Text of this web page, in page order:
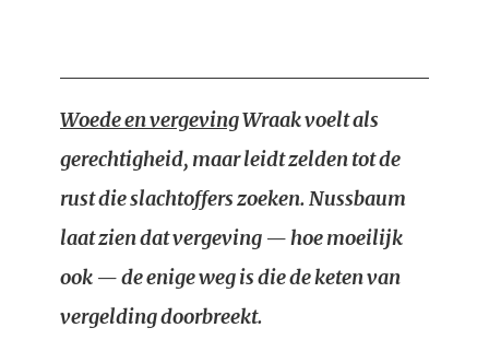
Woede en vergevingWraak voelt als
gerechtigheid, maar leidt zelden tot de
rust die slachtoffers zoeken. Nussbaum
laat zien dat vergeving — hoe moeilijk
ook — de enige weg is die de keten van
vergelding doorbreekt.